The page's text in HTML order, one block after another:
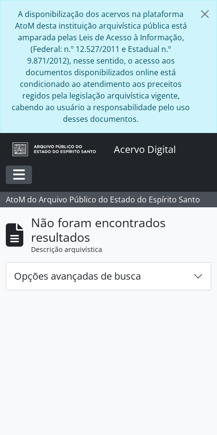
A disponibilização dos acervos na plataforma
AtoM desta instituição arquivística pública está
amparada pelas Leis de Acesso à Informação,
(Federal: n.º 12.527/2011 e Estadual n.º
9.871/2012), nesse sentido, o acesso aos
documentos disponibilizados online está
condicionado ao atendimento aos preceitos
regidos pela legislação arquivística vigente,
cabendo ao usuário a responsabilidade pelo uso
desses documentos.
Acervo Digital
Toggle navigation
AtoM do Arquivo Público do Estado do Espírito Santo
Não foram encontrados
resultados
Descrição arquivística
Opções avançadas de busca